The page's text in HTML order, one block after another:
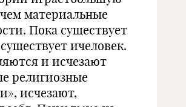
материальные
Пока существует
ичеловек.
и исчезают
религиозные
исчезают,